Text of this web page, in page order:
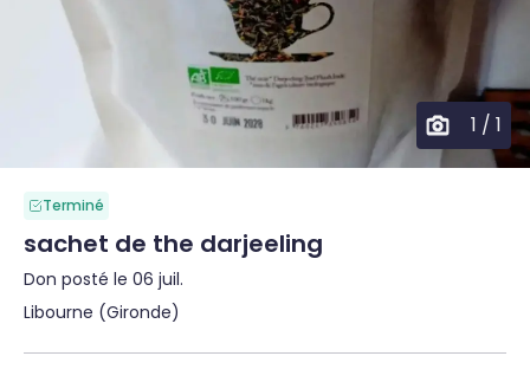
1 / 1
Terminé
sachet de the darjeeling
Don posté le 06 juil.
Libourne (Gironde)